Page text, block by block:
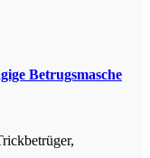
Betrugsmasche